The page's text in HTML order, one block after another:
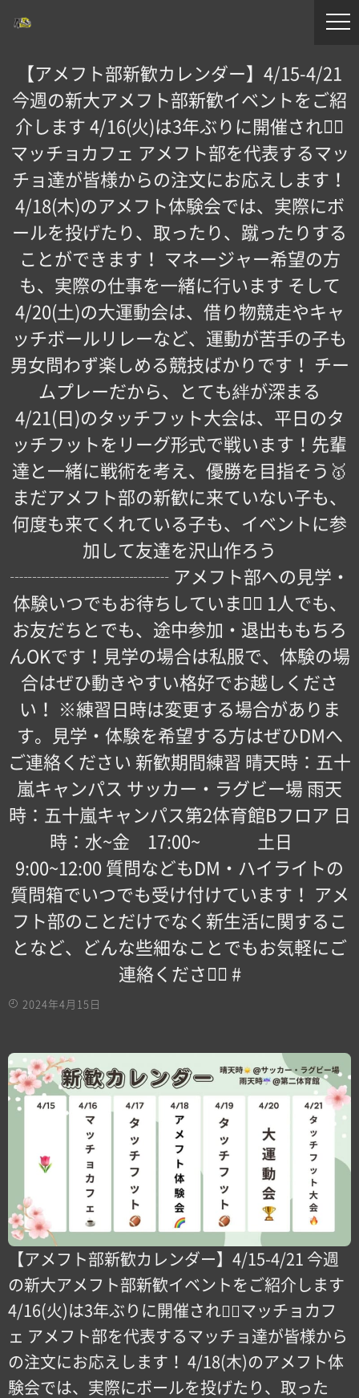
【アメフト部新歓カレンダー】4/15-4/21
今週の新大アメフト部新歓イベントをご紹
介します 4/16(火)は3年ぶりに開催される🏼
マッチョカフェ️ アメフト部を代表するマッ
チョ達が皆様からの注文にお応えします！
4/18(木)のアメフト体験会では、実際にボ
ールを投げたり、取ったり、蹴ったりする
ことができます！ マネージャー希望の方
も、実際の仕事を一緒に行います そして
4/20(土)の大運動会は、借り物競走やキャ
ッチボールリレーなど、運動が苦手の子も
男女問わず楽しめる競技ばかりです！ チー
ムプレーだから、とても絆が深まる
4/21(日)のタッチフット大会は、平日のタ
ッチフットをリーグ形式で戦います！先輩
達と一緒に戦術を考え、優勝を目指そう🥇
まだアメフト部の新歓に来ていない子も、
何度も来てくれている子も、イベントに参
加して友達を沢山作ろう
┈┈┈┈┈┈┈┈┈ アメフト部への見学・
体験いつでもお待ちしています🏻 1人でも、
お友だちとでも、途中参加・退出ももちろ
んOKです！見学の場合は私服で、体験の場
合はぜひ動きやすい格好でお越しくださ
い！ ※練習日時は変更する場合がありま
す。見学・体験を希望する方はぜひDMへ
ご連絡ください 新歓期間練習 晴天時：五十
嵐キャンパス サッカー・ラグビー場 雨天
時：五十嵐キャンパス第2体育館Bフロア 日
時：水~金 17:00~ 土日
9:00~12:00 質問などもDM・ハイライトの
質問箱でいつでも受け付けています！ アメ
フト部のことだけでなく新生活に関するこ
となど、どんな些細なことでもお気軽にご
連絡ください🏻 #
2024年4月15日
【アメフト部新歓カレンダー】4/15-4/21 今週
の新大アメフト部新歓イベントをご紹介します
4/16(火)は3年ぶりに開催される🏼マッチョカフ
ェ️ アメフト部を代表するマッチョ達が皆様から
の注文にお応えします！ 4/18(木)のアメフト体
験会では、実際にボールを投げたり、取った